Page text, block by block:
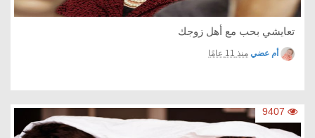
تعايشي بحب مع أهل زوجك
أم عضي منذ 11 عامًا
9407